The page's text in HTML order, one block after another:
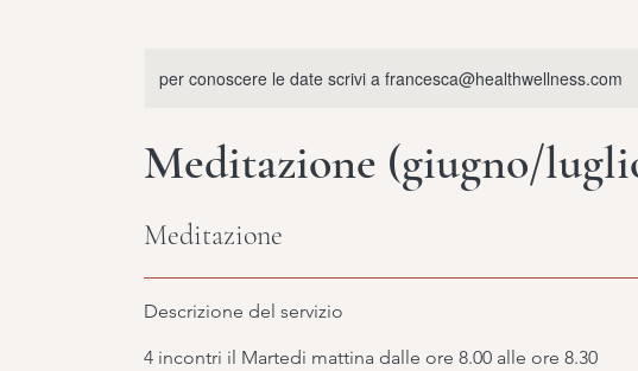
per conoscere le date scrivi a francesca@healthwellness.com
Meditazione (giugno/
Meditazione
Descrizione del servizio
4 incontri il Martedi mattina dalle ore 8.00 alle ore 8.30